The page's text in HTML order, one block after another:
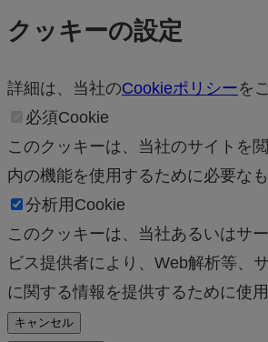
クッキーの設定
詳細は、当社のCookieポリシーを
必須Cookie
このクッキーは、当社のサイトを
内の機能を使用するために必要なも
分析用Cookie
このクッキーは、当社あるいはサ
ビス提供者により、Web解析等、
に関する情報を提供するために使用
キャンセル